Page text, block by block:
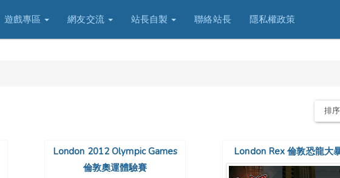
遊戲專區 網友交流 站長自製 聯絡站長 隱私權政策
排
London 2012 Olympic Games
倫敦奧運體驗賽
London Rex 倫敦恐龍大